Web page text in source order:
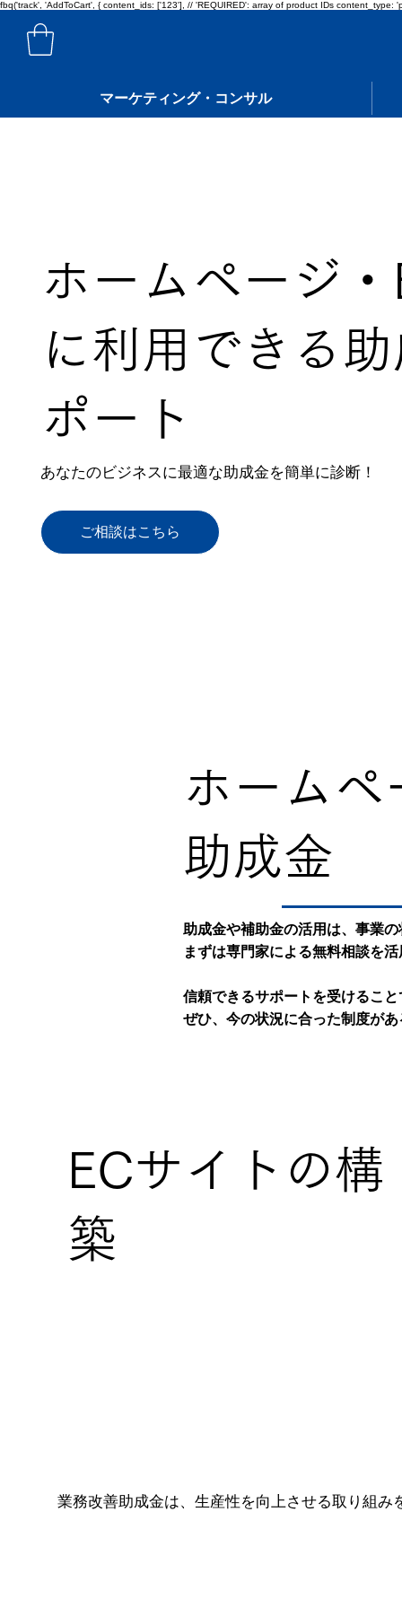
fbq('track', 'AddToCart', { content_ids: ['123'], // 'REQUIRED': array of product IDs
マーケティング・コンサル
ホームページ
に利用できる
ポート
あなたのビジネスに最適な助成金を簡単に診断！
ご相談はこちら
ホームペ
助成金
助成金や補助金の活用は、事業
まずは専門家による無料相談を
信頼できるサポートを受けるこ
ぜひ、今の状況に合った制度が
業務改善助成金は、生産性を向上させる取り組み
ECサイトの構
築